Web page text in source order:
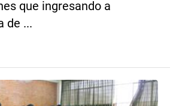
que ingresando a
de ...